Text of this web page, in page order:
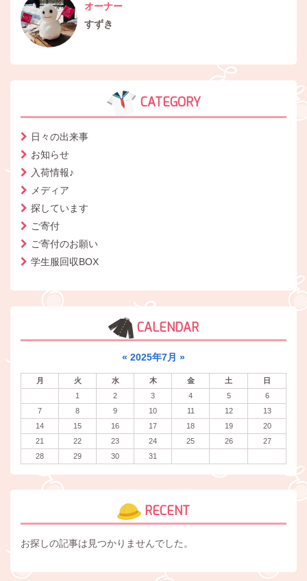
オーナー
すずき
CATEGORY
日々の出来事
お知らせ
入荷情報♪
メディア
探しています
ご寄付
ご寄付のお願い
学生服回収BOX
CALENDAR
« 2025年7月 »
月 火 水 木 金 土
日
1
2 3 4 5
6
7
8 9 10 11 12
13
14
15 16 17 18 19
20
21
22 23 24 25 26
27
28
29 30 31
RECENT
お探しの記事は見つかりませんでした。